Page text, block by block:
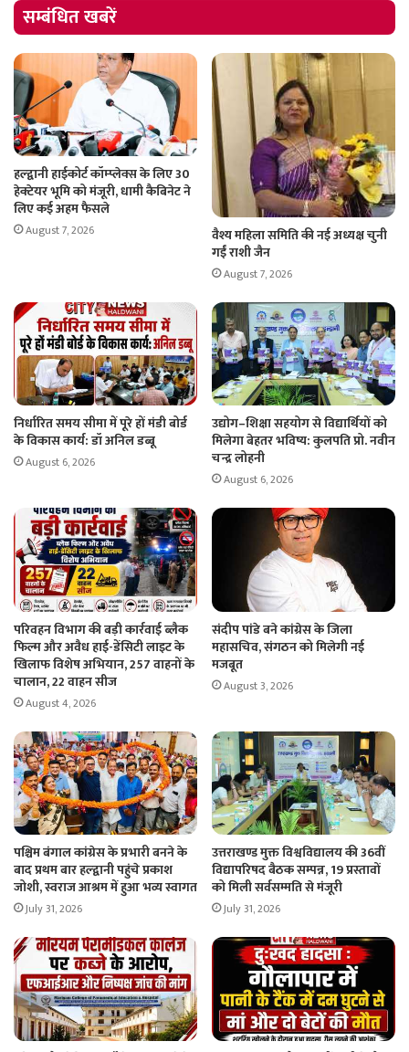
सम्बंधित खबरें
हल्द्वानी हाईकोर्ट कॉम्प्लेक्स के लिए 30
हेक्टेयर भूमि को मंजूरी, धामी कैबिनेट ने
लिए कई अहम फैसले
August 7, 2026
वैश्य महिला समिति की नई अध्यक्ष चुनी
गईं राशी जैन
August 7, 2026
निर्धारित समय सीमा में पूरे हों मंडी बोर्ड
के विकास कार्य: डॉ अनिल डब्बू
August 6, 2026
उद्योग–शिक्षा सहयोग से विद्यार्थियों को
मिलेगा बेहतर भविष्य: कुलपति प्रो. नवीन
चन्द्र लोहनी
August 6, 2026
परिवहन विभाग की बड़ी कार्रवाई ब्लैक
फिल्म और अवैध हाई-डेंसिटी लाइट के
खिलाफ विशेष अभियान, 257 वाहनों के
चालान, 22 वाहन सीज
August 4, 2026
संदीप पांडे बने कांग्रेस के जिला
महासचिव, संगठन को मिलेगी नई
मजबूत
August 3, 2026
पश्चिम बंगाल कांग्रेस के प्रभारी बनने के
बाद प्रथम बार हल्द्वानी पहुंचे प्रकाश
जोशी, स्वराज आश्रम में हुआ भव्य स्वागत
July 31, 2026
उत्तराखण्ड मुक्त विश्वविद्यालय की 36वीं
विद्यापरिषद बैठक सम्पन्न, 19 प्रस्तावों
को मिली सर्वसम्मति से मंजूरी
July 31, 2026